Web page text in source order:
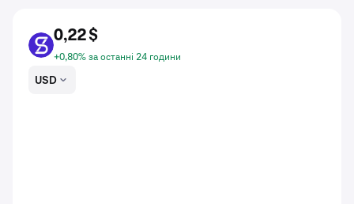
SNX
0,22 $
+0,80% за останні 24 години
USD